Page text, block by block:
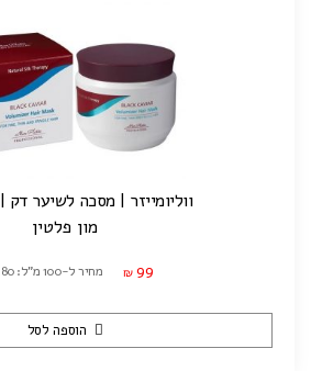
ווליומייזר | מסכה לשיער דק | 500 מ"ל
מון פלטין
₪ 99 מחיר ל-100 מ"ל: ₪19.80
הוספה לסל